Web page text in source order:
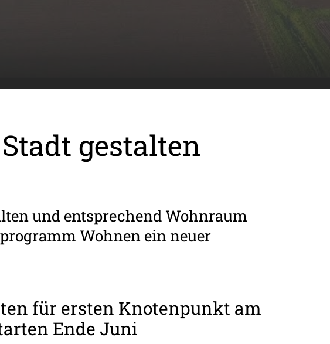
gestalten
und entsprechend Wohnraum
Wohnen ein neuer
für ersten Knotenpunkt am
Ende Juni